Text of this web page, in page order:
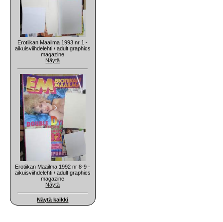
Erotiikan Maailma 1993 nr 1 -
aikuisviihdelehti / adult graphics
magazine
Näytä
Erotiikan Maailma 1992 nr 8-9 -
aikuisviihdelehti / adult graphics
magazine
Näytä
Näytä kaikki